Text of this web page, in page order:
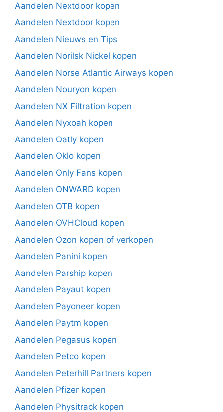
Aandelen Nextdoor kopen
Aandelen Nextdoor kopen
Aandelen Nieuws en Tips
Aandelen Norilsk Nickel kopen
Aandelen Norse Atlantic Airways kopen
Aandelen Nouryon kopen
Aandelen NX Filtration kopen
Aandelen Nyxoah kopen
Aandelen Oatly kopen
Aandelen Oklo kopen
Aandelen Only Fans kopen
Aandelen ONWARD kopen
Aandelen OTB kopen
Aandelen OVHCloud kopen
Aandelen Ozon kopen of verkopen
Aandelen Panini kopen
Aandelen Parship kopen
Aandelen Payaut kopen
Aandelen Payoneer kopen
Aandelen Paytm kopen
Aandelen Pegasus kopen
Aandelen Petco kopen
Aandelen Peterhill Partners kopen
Aandelen Pfizer kopen
Aandelen Physitrack kopen